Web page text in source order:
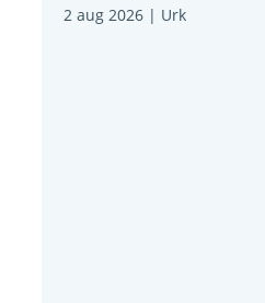
2 aug 2026| Urk